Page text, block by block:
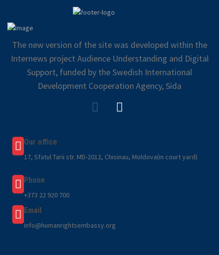
The new version of the site was developed within the
Internews project Audience Understanding and Digital
Support, funded by the Swedish International
Development Cooperation Agency, Sida
Our office
17, Sfatul Tarii str. MD-2012, Chisinau, Moldova(in court yard)
Phone
+373 22 920 700
Email
info@humanrightsembassy.org